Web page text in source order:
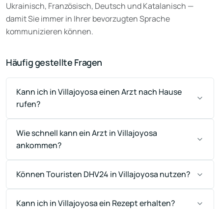
Ukrainisch, Französisch, Deutsch und Katalanisch —
damit Sie immer in Ihrer bevorzugten Sprache
kommunizieren können.
Häufig gestellte Fragen
Kann ich in Villajoyosa einen Arzt nach Hause
rufen?
Wie schnell kann ein Arzt in Villajoyosa
ankommen?
Können Touristen DHV24 in Villajoyosa nutzen?
Kann ich in Villajoyosa ein Rezept erhalten?